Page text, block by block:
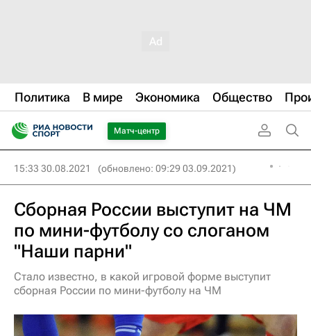
Политика В мире Экономика Общество
Матч-центр
15:33 30.08.2021 (обновлено: 09:29 03.09.2021)
Сборная России выступит на ЧМ
по мини-футболу со слоганом
"Наши парни"
Стало известно, в какой игровой форме выступит
сборная России по мини-футболу на ЧМ